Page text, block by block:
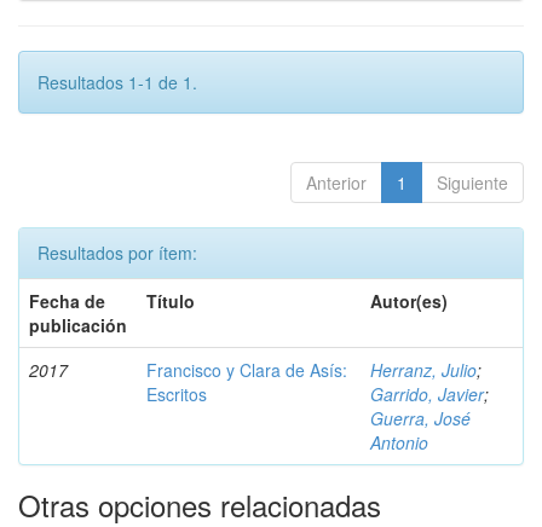
Resultados 1-1 de 1.
Anterior 1 Siguiente
Resultados por ítem:
Fecha de
publicación
Título Autor(es)
2017
Francisco y Clara de Asís:
Escritos
Herranz, Julio;
Garrido, Javier;
Guerra, José
Antonio
Otras opciones relacionadas